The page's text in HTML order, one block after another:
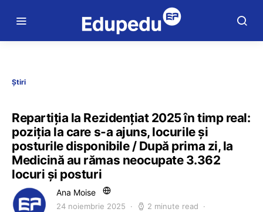
Știri
Repartiția la Rezidențiat 2025 în timp real:
poziția la care s-a ajuns, locurile și
posturile disponibile / După prima zi, la
Medicină au rămas neocupate 3.362
locuri și posturi
Ana Moise
24 noiembrie 2025 2 minute read